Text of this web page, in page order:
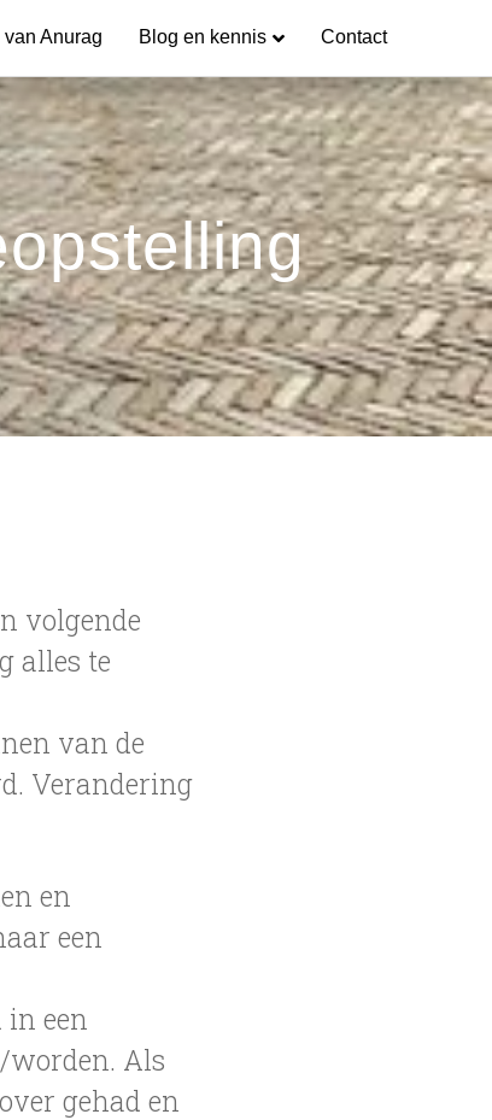
van Anurag Blog en kennis Contact
volgende
alles te
van de
Verandering
en
een
in een
worden. Als
gehad en